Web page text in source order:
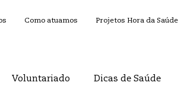
Como atuamos Projetos Hora da Saúde
Voluntariado Dicas de Saúde